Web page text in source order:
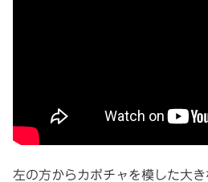
左の方からカボチャを模した大